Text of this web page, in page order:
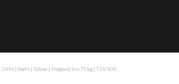
| Stahl | Silber | Traglast bis 75 kg | TÜV SÜD